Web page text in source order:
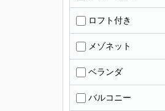
ロフト付き
メゾネット
ベランダ
バルコニー